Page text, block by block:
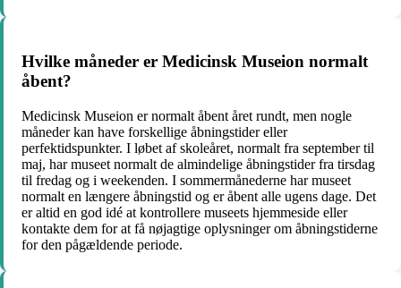
Hvilke måneder er Medicinsk Museion normalt
åbent?
Medicinsk Museion er normalt åbent året rundt, men nogle
måneder kan have forskellige åbningstider eller
perfektidspunkter. I løbet af skoleåret, normalt fra september til
maj, har museet normalt de almindelige åbningstider fra tirsdag
til fredag og i weekenden. I sommermånederne har museet
normalt en længere åbningstid og er åbent alle ugens dage. Det
er altid en god idé at kontrollere museets hjemmeside eller
kontakte dem for at få nøjagtige oplysninger om åbningstiderne
for den pågældende periode.